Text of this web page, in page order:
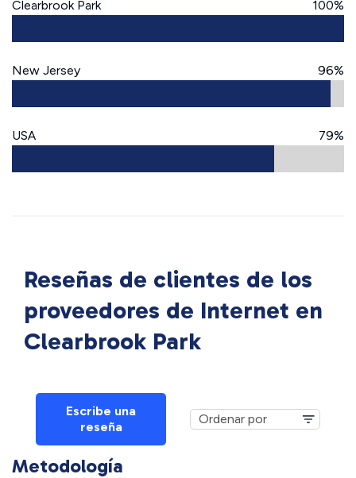
Clearbrook Park 100%
New Jersey 96%
USA 79%
Reseñas de clientes de los
proveedores de Internet en
Clearbrook Park
Escribe una
reseña
Metodología